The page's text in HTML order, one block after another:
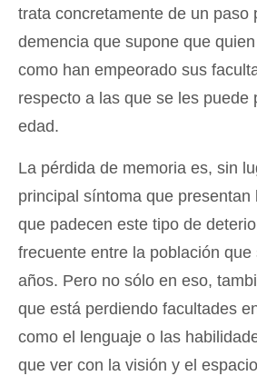
trata concretamente de un paso
demencia que supone que
como han empeorado sus
respecto a las que se les puede
edad.
La pérdida de memoria es, sin
principal síntoma que presentan
que padecen este tipo de
frecuente entre la población que
años. Pero no sólo en eso,
que está perdiendo facultades
como el lenguaje o las
que ver con la visión y el